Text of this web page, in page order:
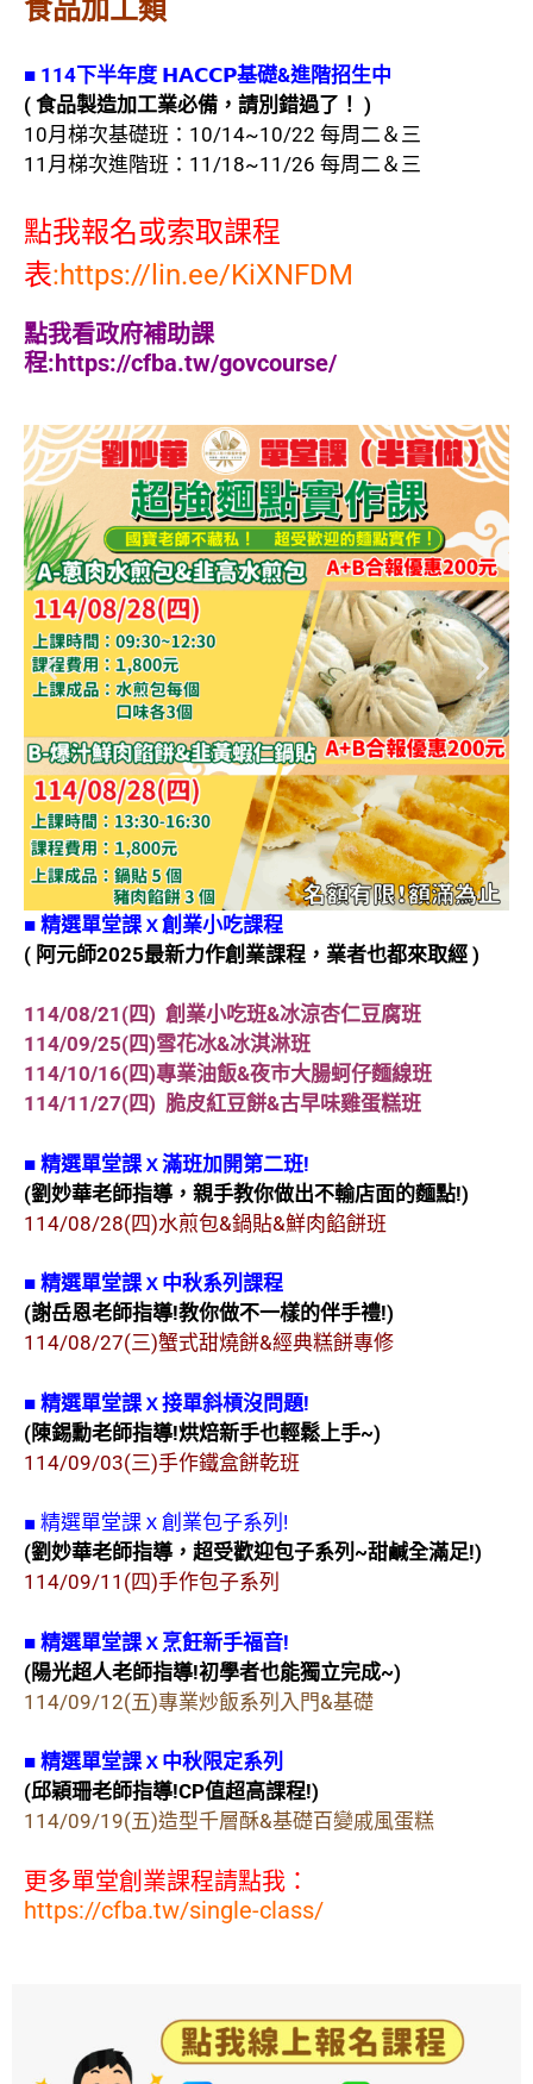
食品加工類
■ 114下半年度 𝗛𝗔𝗖𝗖𝗣基礎&進階招生中
( 食品製造加工業必備，請別錯過了！ )
10月梯次基礎班：10/14~10/22 每周二＆三
11月梯次進階班：11/18~11/26 每周二＆三
點我報名或索取課程
表:https://lin.ee/KiXNFDM
點我看政府補助課
程:https://cfba.tw/govcourse/
■ 精選單堂課ｘ創業小吃課程
( 阿元師2025最新力作創業課程，業者也都來取經 )
114/08/21(四) 創業小吃班&冰涼杏仁豆腐班
114/09/25(四)雪花冰&冰淇淋班
114/10/16(四)專業油飯&夜市大腸蚵仔麵線班
114/11/27(四) 脆皮紅豆餅&古早味雞蛋糕班
■ 精選單堂課ｘ滿班加開第二班!
(劉妙華老師指導，親手教你做出不輸店面的麵點!)
114/08/28(四)水煎包&鍋貼&鮮肉餡餅班
■ 精選單堂課ｘ中秋系列課程
(謝岳恩老師指導!教你做不一樣的伴手禮!)
114/08/27(三)蟹式甜燒餅&經典糕餅專修
■ 精選單堂課ｘ接單斜槓沒問題!
(陳錫勳老師指導!烘焙新手也輕鬆上手~)
114/09/03(三)手作鐵盒餅乾班
■ 精選單堂課ｘ創業包子系列!
(劉妙華老師指導，超受歡迎包子系列~甜鹹全滿足!)
114/09/11(四)手作包子系列
■ 精選單堂課ｘ烹飪新手福音!
(陽光超人老師指導!初學者也能獨立完成~)
114/09/12(五)專業炒飯系列入門&基礎
■ 精選單堂課ｘ中秋限定系列
(邱穎珊老師指導!CP值超高課程!)
114/09/19(五)造型千層酥&基礎百變戚風蛋糕
更多單堂創業課程請點我：
https://cfba.tw/single-class/